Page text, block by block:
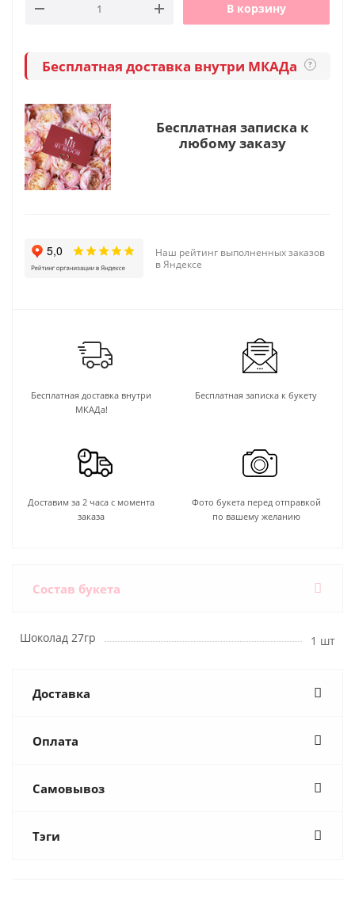
В корзину
Бесплатная доставка внутри МКАДа ?
Бесплатная записка к
любому заказу
Наш рейтинг выполненных заказов
в Яндексе
Бесплатная доставка внутри
МКАДа!
Бесплатная записка к букету
Доставим за 2 часа с момента
заказа
Фото букета перед отправкой
по вашему желанию
Состав букета
Шоколад 27гр 1 шт
Доставка
Оплата
Самовывоз
Тэги